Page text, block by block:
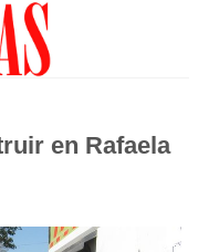
en Rafaela